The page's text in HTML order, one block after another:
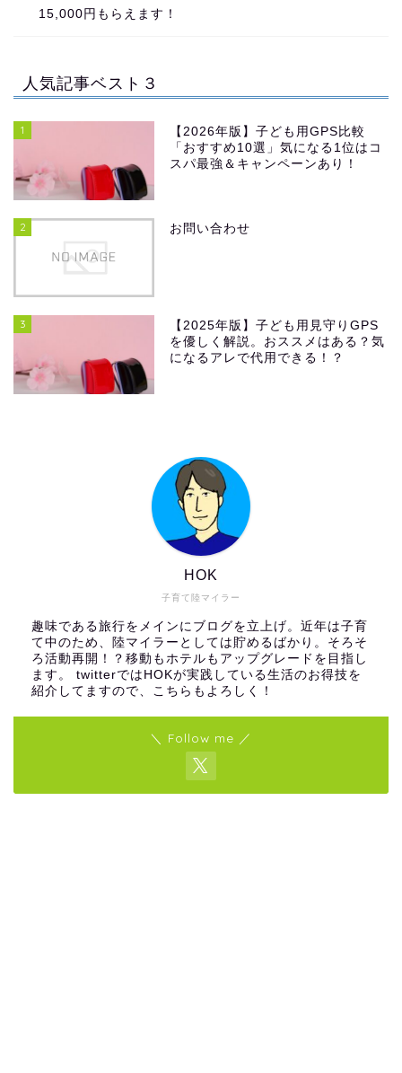
15,000円もらえます！
人気記事ベスト３
1
【2026年版】子ども用GPS比較
「おすすめ10選」気になる1位はコ
スパ最強＆キャンペーンあり！
2 お問い合わせ
3
【2025年版】子ども用見守りGPS
を優しく解説。おススメはある？気
になるアレで代用できる！？
子育て陸マイラー
HOK
趣味である旅行をメインにブログを立上げ。近年は子育
て中のため、陸マイラーとしては貯めるばかり。そろそ
ろ活動再開！？移動もホテルもアップグレードを目指し
ます。 twitterではHOKが実践している生活のお得技を
紹介してますので、こちらもよろしく！
＼ Follow me ／